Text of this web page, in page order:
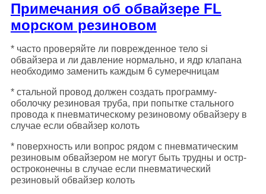
Примечания об обвайзере FL
морском резиновом
* часто проверяйте ли поврежденное тело si
обвайзера и ли давление нормально, и ядр клапана
необходимо заменить каждым 6 сумеречницам
* стальной провод должен создать программу-
оболочку резиновая труба, при попытке стального
провода к пневматическому резиновому обвайзеру в
случае если обвайзер колоть
* поверхность или вопрос рядом с пневматическим
резиновым обвайзером не могут быть трудны и остр-
остроконечны в случае если пневматический
резиновый обвайзер колоть